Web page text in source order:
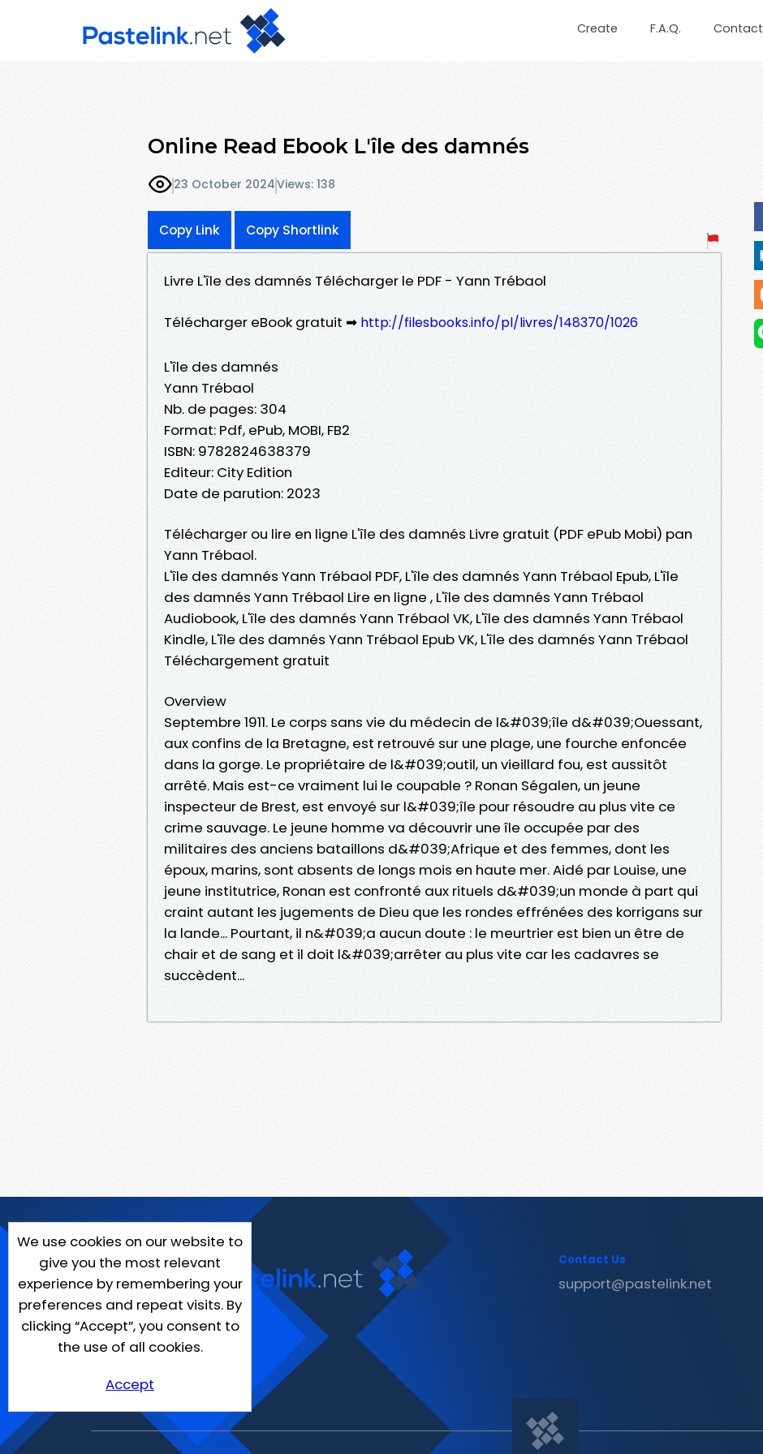
Create F.A.Q. Contact
Online Read Ebook L'île des damnés
23 October 2024Views: 138
Copy Link Copy Shortlink
Livre L'île des damnés Télécharger le PDF - Yann Trébaol
Télécharger eBook gratuit ➡ http://filesbooks.info/pl/livres/148370/1026
L'île des damnés
Yann Trébaol
Nb. de pages: 304
Format: Pdf, ePub, MOBI, FB2
ISBN: 9782824638379
Editeur: City Edition
Date de parution: 2023
Télécharger ou lire en ligne L'île des damnés Livre gratuit (PDF ePub Mobi) pan
Yann Trébaol.
L'île des damnés Yann Trébaol PDF, L'île des damnés Yann Trébaol Epub, L'île
des damnés Yann Trébaol Lire en ligne , L'île des damnés Yann Trébaol
Audiobook, L'île des damnés Yann Trébaol VK, L'île des damnés Yann Trébaol
Kindle, L'île des damnés Yann Trébaol Epub VK, L'île des damnés Yann Trébaol
Téléchargement gratuit
Overview
Septembre 1911. Le corps sans vie du médecin de l&#039;île d&#039;Ouessant,
aux confins de la Bretagne, est retrouvé sur une plage, une fourche enfoncée
dans la gorge. Le propriétaire de l&#039;outil, un vieillard fou, est aussitôt
arrêté. Mais est-ce vraiment lui le coupable ? Ronan Ségalen, un jeune
inspecteur de Brest, est envoyé sur l&#039;île pour résoudre au plus vite ce
crime sauvage. Le jeune homme va découvrir une île occupée par des
militaires des anciens bataillons d&#039;Afrique et des femmes, dont les
époux, marins, sont absents de longs mois en haute mer. Aidé par Louise, une
jeune institutrice, Ronan est confronté aux rituels d&#039;un monde à part qui
craint autant les jugements de Dieu que les rondes effrénées des korrigans sur
la lande... Pourtant, il n&#039;a aucun doute : le meurtrier est bien un être de
chair et de sang et il doit l&#039;arrêter au plus vite car les cadavres se
succèdent...
We use cookies on our website to
give you the most relevant
experience by remembering your
preferences and repeat visits. By
clicking “Accept”, you consent to
the use of all cookies.
Accept
Contact Us
support@pastelink.net